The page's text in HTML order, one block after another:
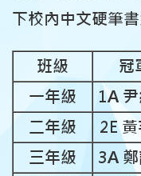
下校內中文硬筆
班級 冠
一年級
1A
二年級
2E
三年級
3A